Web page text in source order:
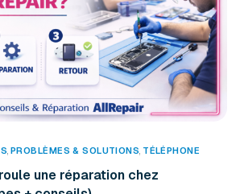
,PROBLÈMES & SOLUTIONS, TÉLÉPHONE
une réparation chez